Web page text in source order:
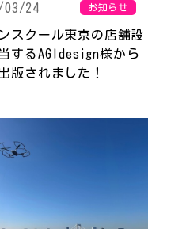
03/24 お知らせ
スクール東京の店舗設
するAGIdesign様から
版されました！